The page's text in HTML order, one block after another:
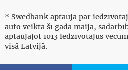
* Swedbank aptauja par
auto veikta šī gada maijā,
aptaujājot 1013 iedzīvotājus
visā Latvijā.